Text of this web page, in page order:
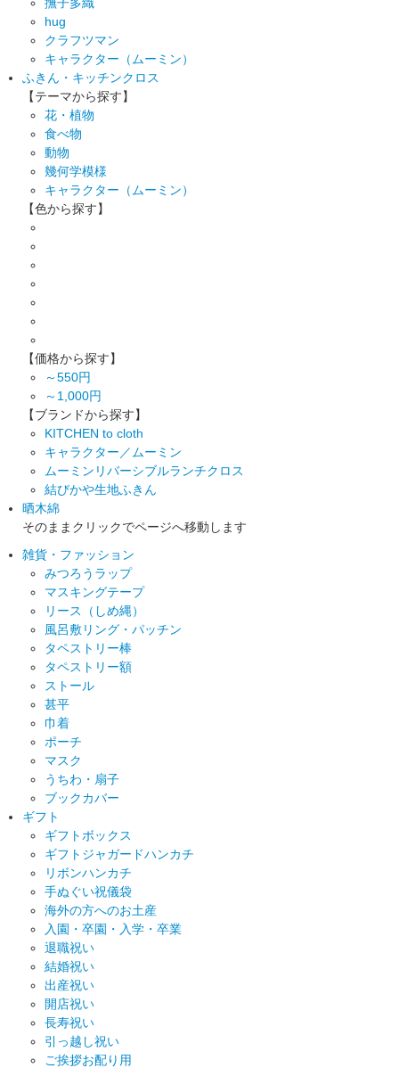
hug
クラフツマン
キャラクター（ムーミン）
ふきん・キッチンクロス
【テーマから探す】
花・植物
食べ物
動物
幾何学模様
キャラクター（ムーミン）
【色から探す】
【価格から探す】
～550円
～1,000円
【ブランドから探す】
KITCHEN to cloth
キャラクター／ムーミン
ムーミンリバーシブルランチクロス
結びかや生地ふきん
晒木綿
そのままクリックでページへ移動します
雑貨・ファッション
みつろうラップ
マスキングテープ
リース（しめ縄）
風呂敷リング・パッチン
タペストリー棒
タペストリー額
ストール
甚平
巾着
ポーチ
マスク
うちわ・扇子
ブックカバー
ギフト
ギフトボックス
ギフトジャガードハンカチ
リボンハンカチ
手ぬぐい祝儀袋
海外の方へのお土産
入園・卒園・入学・卒業
退職祝い
結婚祝い
出産祝い
開店祝い
長寿祝い
引っ越し祝い
ご挨拶お配り用